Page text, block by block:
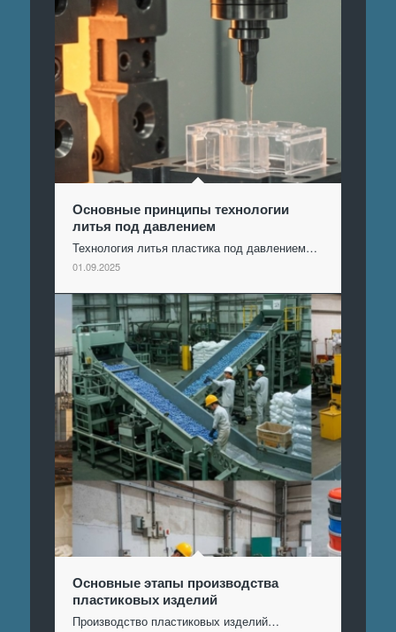
Основные принципы технологии
литья под давлением
Технология литья пластика под давлением…
01.09.2025
Основные этапы производства
пластиковых изделий
Производство пластиковых изделий…